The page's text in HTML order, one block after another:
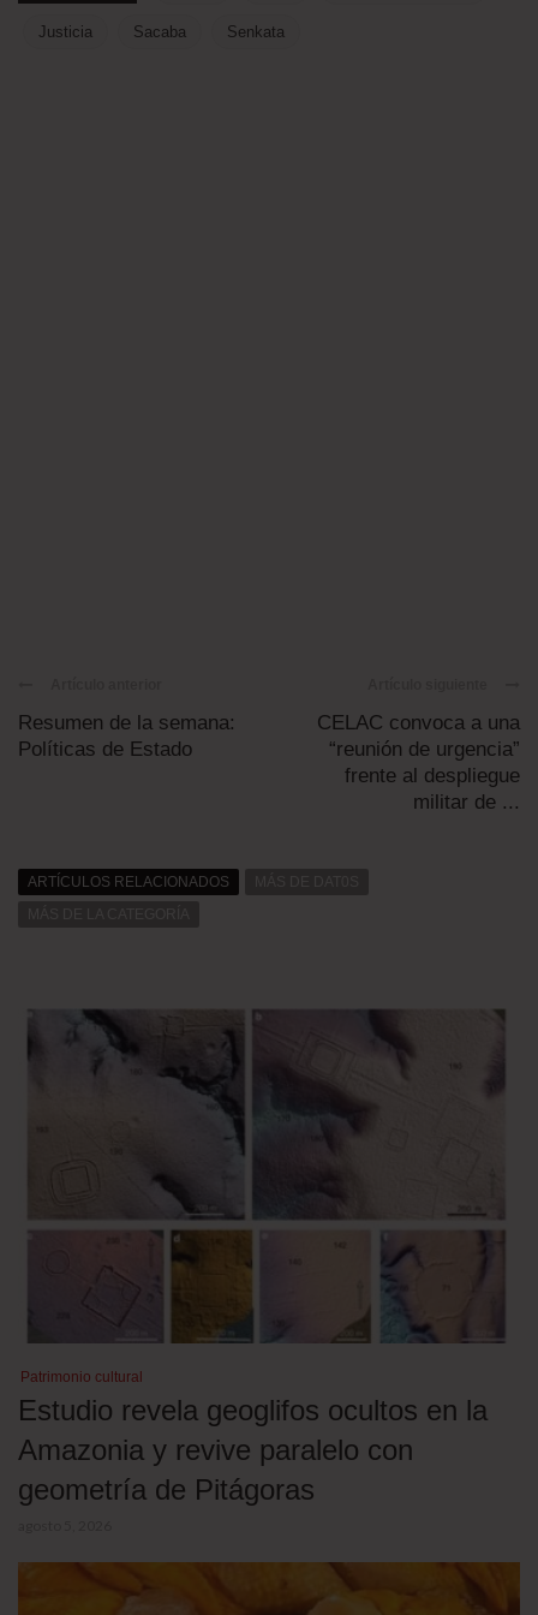
Justicia Sacaba Senkata
Resumen de la semana:
Políticas de Estado
CELAC convoca a una
“reunión de urgencia”
frente al despliegue
militar de ...
ARTÍCULOS RELACIONADOS
Patrimonio cultural
Estudio revela geoglifos ocultos en la
Amazonia y revive paralelo con
geometría de Pitágoras